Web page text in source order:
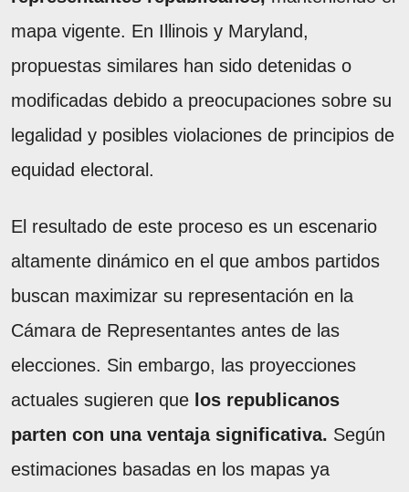
mapa vigente. En Illinois y Maryland,
propuestas similares han sido detenidas o
modificadas debido a preocupaciones sobre su
legalidad y posibles violaciones de principios de
equidad electoral.
El resultado de este proceso es un escenario
altamente dinámico en el que ambos partidos
buscan maximizar su representación en la
Cámara de Representantes antes de las
elecciones. Sin embargo, las proyecciones
actuales sugieren que los republicanos
parten con una ventaja significativa. Según
estimaciones basadas en los mapas ya